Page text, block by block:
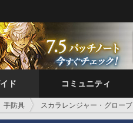
ド コミュニティ
手防具 スカラレンジャー・グローブ